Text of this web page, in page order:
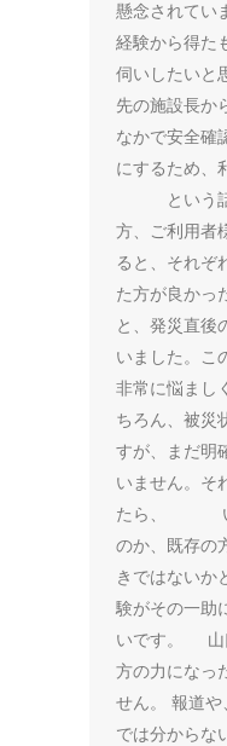
懸念されて
経験から得た
伺いしたいと
先の施設長か
なかで安全確
にするため、
という話
方、ご利用者
ると、それぞ
た方が良か
と、発災直後
いました。こ
非常に悩ま
ちろん、被災
すが、まだ明
いません。
たら、 い
のか、既存の
きではないか
験がその一
いです。 山
方の力になっ
せん。 報道や
では分からな